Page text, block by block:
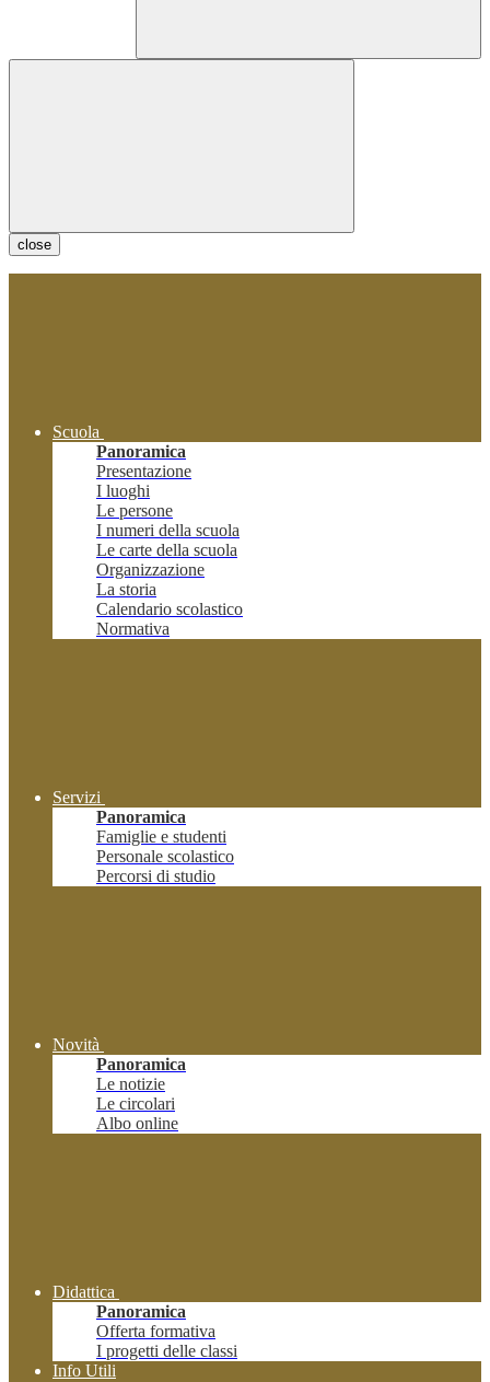
close
Scuola
Panoramica
Presentazione
I luoghi
Le persone
I numeri della scuola
Le carte della scuola
Organizzazione
La storia
Calendario scolastico
Normativa
Servizi
Panoramica
Famiglie e studenti
Personale scolastico
Percorsi di studio
Novità
Panoramica
Le notizie
Le circolari
Albo online
Didattica
Panoramica
Offerta formativa
I progetti delle classi
Info Utili